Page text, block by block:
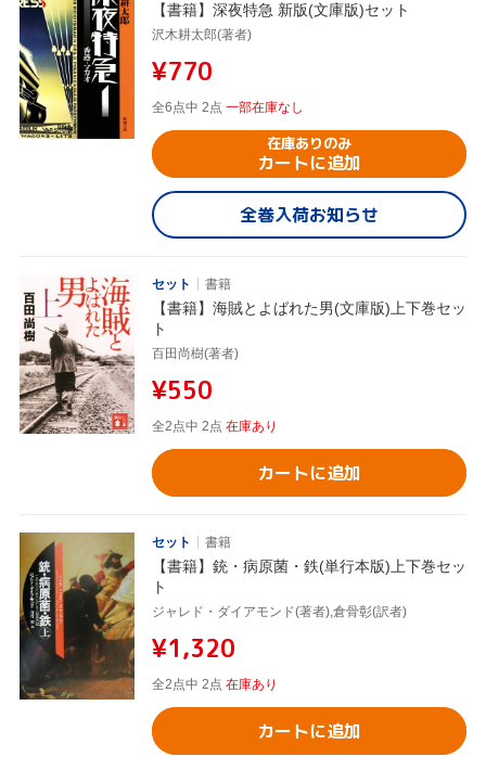
【書籍】深夜特急 新版(文庫版)セット
沢木耕太郎(著者)
¥770
全6点中 2点 一部在庫なし
在庫ありのみ
カートに追加
全巻入荷お知らせ
セット 書籍
【書籍】海賊とよばれた男(文庫版)上下巻セッ
ト
百田尚樹(著者)
¥550
全2点中 2点 在庫あり
カートに追加
セット 書籍
【書籍】銃・病原菌・鉄(単行本版)上下巻セッ
ト
ジャレド・ダイアモンド(著者),倉骨彰(訳者)
¥1,320
全2点中 2点 在庫あり
カートに追加